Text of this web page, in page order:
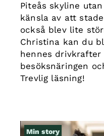
Piteås skyline
känsla av att
också blev lite
Christina kan du
hennes drivkrafter
besöksnäringen
Trevlig läsning!
Min story